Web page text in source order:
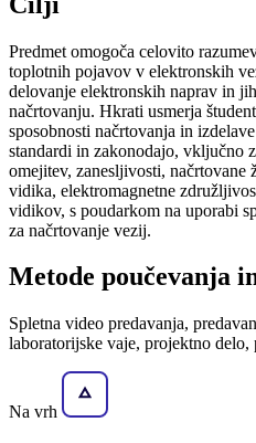
Predmet omogoča celovito
toplotnih pojavov v elektronskih
delovanje elektronskih naprav in
načrtovanju. Hkrati usmerja
sposobnosti načrtovanja in
standardi in zakonodajo, vključno
omejitev, zanesljivosti, načrtovane
vidika, elektromagnetne
vidikov, s poudarkom na uporabi
za načrtovanje vezij.
Metode poučevanja
Spletna video predavanja,
laboratorijske vaje, projektno delo,
Na vrh